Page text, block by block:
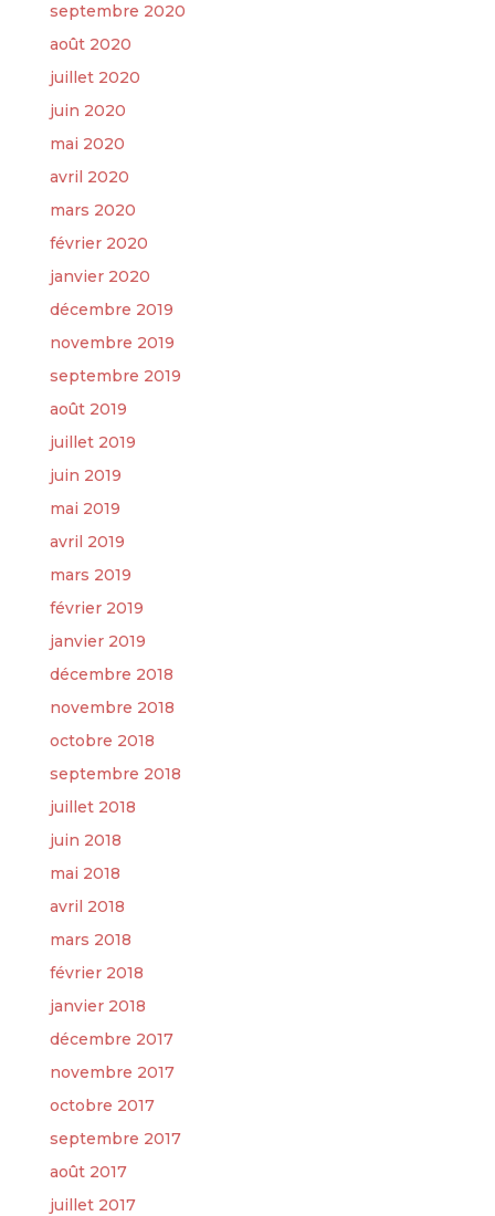
septembre 2020
août 2020
juillet 2020
juin 2020
mai 2020
avril 2020
mars 2020
février 2020
janvier 2020
décembre 2019
novembre 2019
septembre 2019
août 2019
juillet 2019
juin 2019
mai 2019
avril 2019
mars 2019
février 2019
janvier 2019
décembre 2018
novembre 2018
octobre 2018
septembre 2018
juillet 2018
juin 2018
mai 2018
avril 2018
mars 2018
février 2018
janvier 2018
décembre 2017
novembre 2017
octobre 2017
septembre 2017
août 2017
juillet 2017